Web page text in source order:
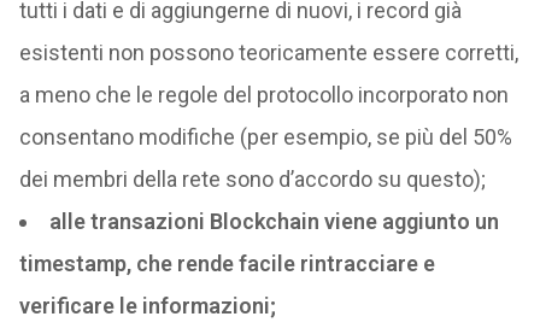
tutti i dati e di aggiungerne di nuovi, i record già
esistenti non possono teoricamente essere corretti,
a meno che le regole del protocollo incorporato non
consentano modifiche (per esempio, se più del 50%
dei membri della rete sono d’accordo su questo);
alle transazioni Blockchain viene aggiunto un
timestamp, che rende facile rintracciare e
verificare le informazioni;